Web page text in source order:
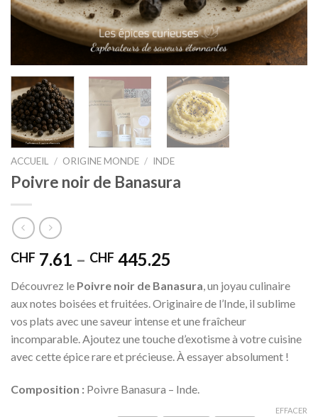
ACCUEIL / ORIGINE MONDE / INDE
Poivre noir de Banasura
CHF 7.61 – CHF 445.25
Découvrez le Poivre noir de Banasura , un joyau culinaire
aux notes boisées et fruitées. Originaire de l’Inde, il sublime
vos plats avec une saveur intense et une fraîcheur
incomparable. Ajoutez une touche d’exotisme à votre cuisine
avec cette épice rare et précieuse. À essayer absolument !
Composition : Poivre Banasura – Inde.
EFFACER